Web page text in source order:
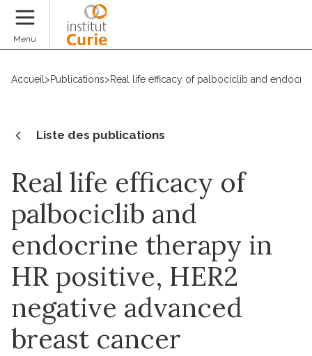
Menu
Accueil >Publications>Real life efficacy of palbociclib and
Liste des publications
Real life efficacy of
palbociclib and
endocrine therapy in
HR positive, HER2
negative advanced
breast cancer